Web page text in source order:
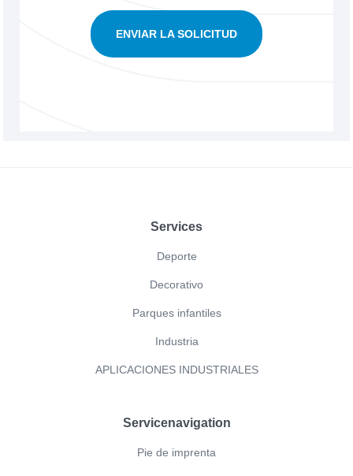
ENVIAR LA SOLICITUD
Services
Deporte
Decorativo
Parques infantiles
Industria
APLICACIONES INDUSTRIALES
Servicenavigation
Pie de imprenta